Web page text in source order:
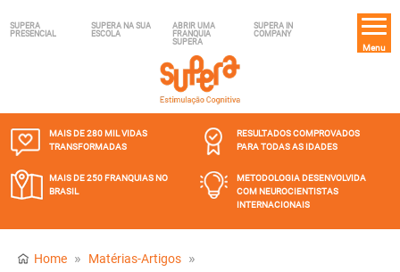
SUPERA
PRESENCIAL
SUPERA NA SUA
ESCOLA
ABRIR UMA
FRANQUIA
SUPERA
SUPERA IN
COMPANY
Menu
MAIS DE 280 MILVIDAS
TRANSFORMADAS
RESULTADOS COMPROVADOS
PARA TODAS AS IDADES
MAIS DE 250 FRANQUIASNO
BRASIL
METODOLOGIA DESENVOLVIDA
COM NEUROCIENTISTAS
INTERNACIONAIS
Home » Matérias-Artigos »